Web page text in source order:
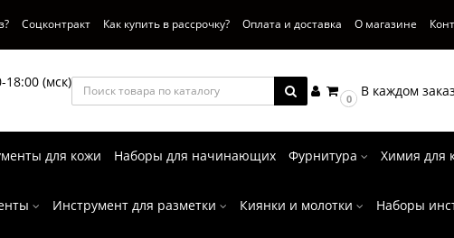
Соцконтракт Как купить в рассрочку? Оплата и доставка О магазине
(мск)
0 В каждом
для кожи Наборы для начинающих Фурнитура Химия для
Инструмент для разметки Киянки и молотки Наборы